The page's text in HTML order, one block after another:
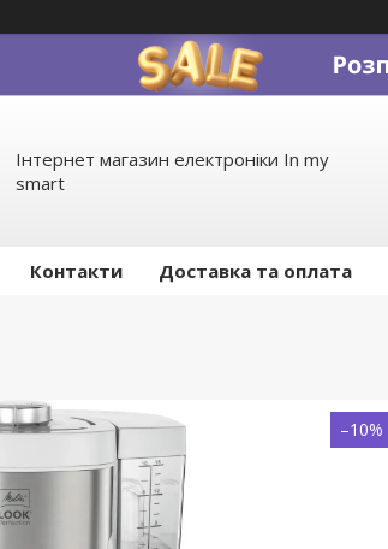
Інтернет магазин електроніки In my
smart
Контакти Доставка та оплата
–10%